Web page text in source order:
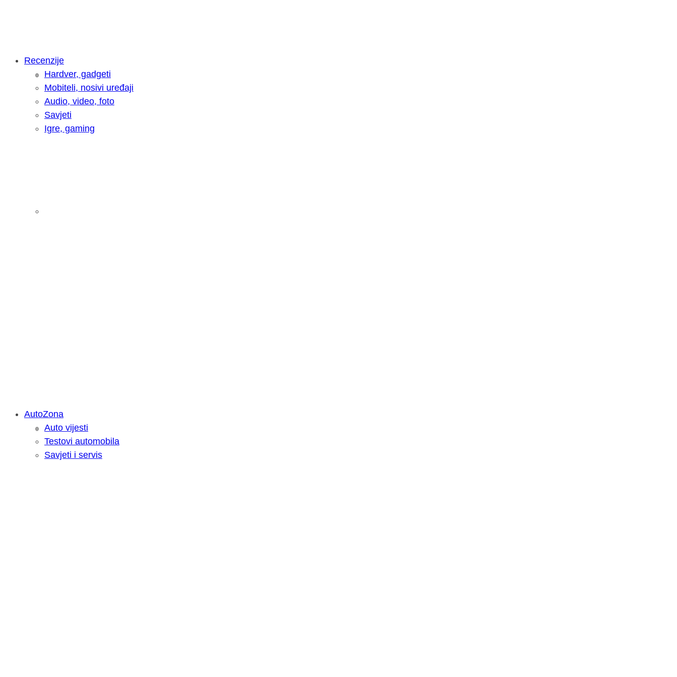
Intervju: Goran Jović, fotograf - Hrvatska kakvu svijet tek otkriva
Recenzije
Hardver, gadgeti
Mobiteli, nosivi uređaji
Audio, video, foto
Savjeti
Igre, gaming
Savjetujemo: Što učiniti kada vaš iPad treba servis? Alpha servis nudi rješenja
AutoZona
Auto vijesti
Testovi automobila
Savjeti i servis